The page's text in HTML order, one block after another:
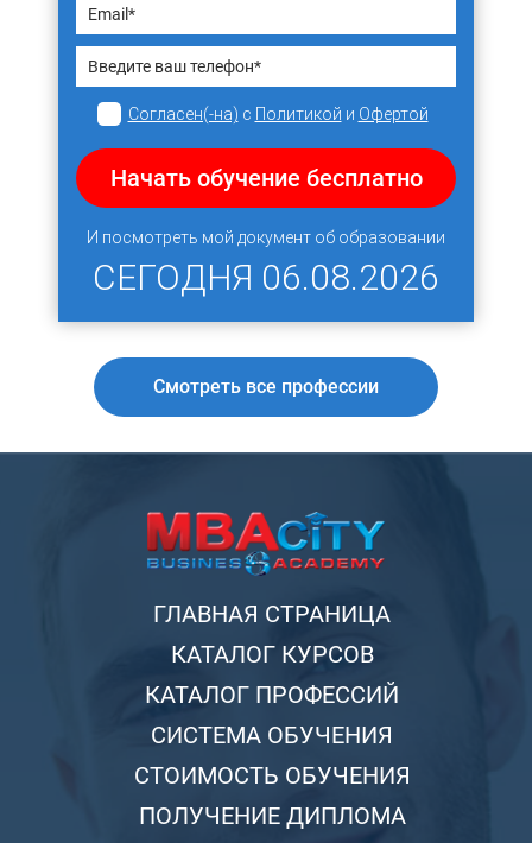
Согласен(-на) с Политикой и Офертой
Начать обучение бесплатно
И посмотреть мой документ об образовании
СЕГОДНЯ 06.08.2026
Смотреть все профессии
ГЛАВНАЯ СТРАНИЦА
КАТАЛОГ КУРСОВ
КАТАЛОГ ПРОФЕССИЙ
СИСТЕМА ОБУЧЕНИЯ
СТОИМОСТЬ ОБУЧЕНИЯ
ПОЛУЧЕНИЕ ДИПЛОМА